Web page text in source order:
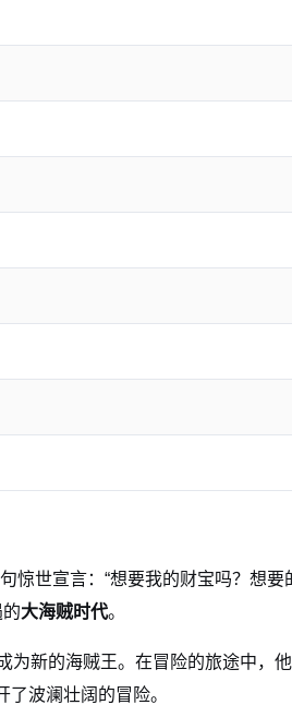
惊世宣言：“想要我的财宝吗？想
大海贼时代。
为新的海贼王。在冒险的旅途中，
了波澜壮阔的冒险。